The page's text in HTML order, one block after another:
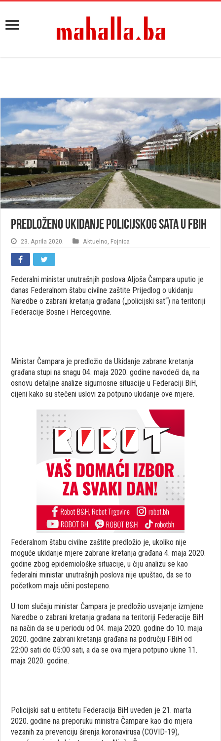
Predloženo ukidanje policijskog sata u FBiH
23. Aprila 2020. Aktuelno Fojnica
Federalni ministar unutrašnjih poslova Aljoša Čampara uputio je
danas Federalnom štabu civilne zaštite Prijedlog o ukidanju
Naredbe o zabrani kretanja građana („policijski sat“) na teritoriji
Federacije Bosne i Hercegovine.
Ministar Čampara je predložio da Ukidanje zabrane kretanja
građana stupi na snagu 04. maja 2020. godine navodeći da, na
osnovu detaljne analize sigurnosne situacije u Federaciji BiH,
cijeni kako su stečeni uslovi za potpuno ukidanje ove mjere.
Federalnom štabu civilne zaštite predložio je, ukoliko nije
moguće ukidanje mjere zabrane kretanja građana 4. maja 2020.
godine zbog epidemiološke situacije, u čiju analizu se kao
federalni ministar unutrašnjih poslova nije upuštao, da se to
početkom maja učini postepeno.
U tom slučaju ministar Čampara je predložio usvajanje izmjene
Naredbe o zabrani kretanja građana na teritoriji Federacije BiH
na način da se u periodu od 04. maja 2020. godine do 10. maja
2020. godine zabrani kretanja građana na području FBiH od
22:00 sati do 05:00 sati, a da se ova mjera potpuno ukine 11.
maja 2020. godine.
Policijski sat u entitetu Federacija BiH uveden je 21. marta
2020. godine na preporuku ministra Čampare kao dio mjera
vezanih za prevenciju širenja koronavirusa (COVID-19),